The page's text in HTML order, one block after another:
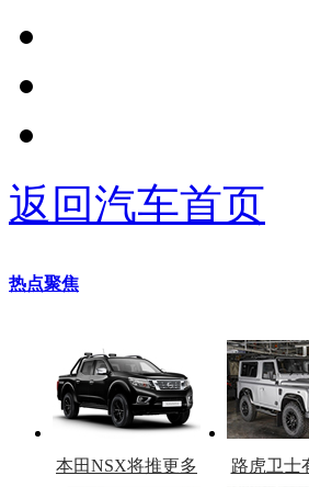
返回汽车首页
热点聚焦
本田NSX将推更多
路虎卫士